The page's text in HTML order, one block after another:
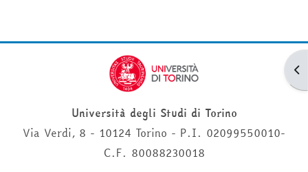
Università degli Studi di Torino
Via Verdi, 8 - 10124 Torino - P.I. 02099550010-
C.F. 80088230018